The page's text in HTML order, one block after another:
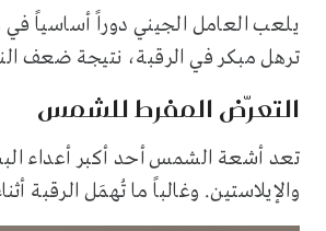
يلعب العامل الجيني دوراً أساسياً
ترهل مبكر في الرقبة، نتيجة ضعف
التعرّض المفرط للشمس
تعد أشعة الشمس أحد أكبر أعداء
والإيلاستين. وغالباً ما تُهمَل